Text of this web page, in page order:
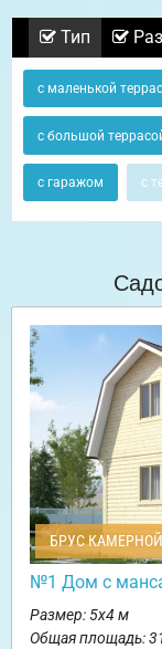
Тип
с маленькой
с большой
с гаражом с
БРУС
№1 Дом с
Размер: 5х4 м
Общая площадь: